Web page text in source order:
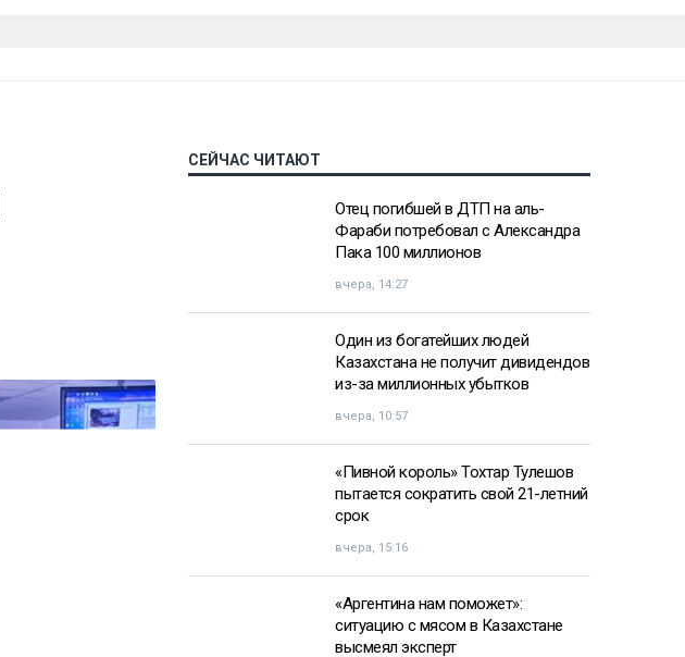
СЕЙЧАС ЧИТАЮТ
Отец погибшей в ДТП на аль-
Фараби потребовал с Александра
Пака 100 миллионов
вчера, 14:27
Один из богатейших людей
Казахстана не получит дивидендов
из-за миллионных убытков
вчера, 10:57
«Пивной король» Тохтар Тулешов
пытается сократить свой 21-летний
срок
вчера, 15:16
«Аргентина нам поможет»:
ситуацию с мясом в Казахстане
высмеял эксперт